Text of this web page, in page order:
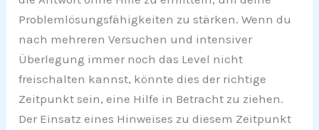
Problemlösungsfähigkeiten zu stärken. Wenn du
nach mehreren Versuchen und intensiver
Überlegung immer noch das Level nicht
freischalten kannst, könnte dies der richtige
Zeitpunkt sein, eine Hilfe in Betracht zu ziehen.
Der Einsatz eines Hinweises zu diesem Zeitpunkt